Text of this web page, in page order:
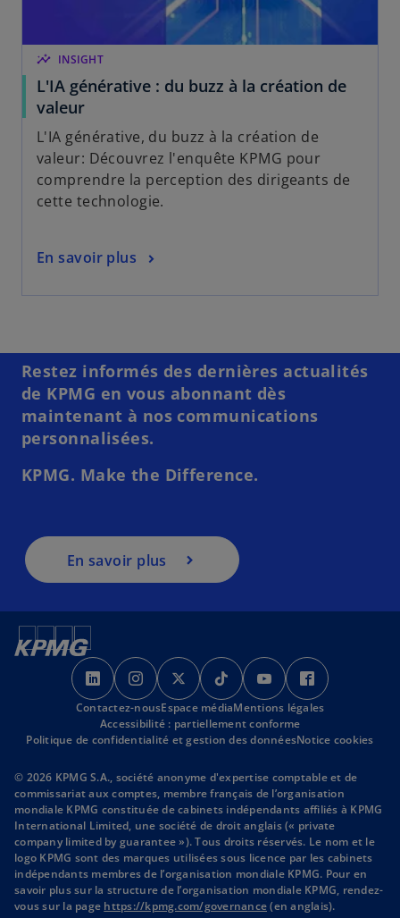
insights INSIGHT
L'IA générative : du buzz à la création de
valeur
L'IA générative, du buzz à la création de
valeur: Découvrez l'enquête KPMG pour
comprendre la perception des dirigeants de
cette technologie.
En savoir plus
Restez informés des dernières actualités
de KPMG en vous abonnant dès
maintenant à nos communications
personnalisées.
KPMG. Make the Difference.
En savoir plus
s
’
o
u
r
e
d
a
n
s
u
s
’
o
u
r
e
d
a
n
s
u
s
’
o
u
r
e
d
a
n
s
u
s
’
o
u
r
e
d
a
n
s
u
s
’
o
u
r
e
d
a
n
s
u
’
r
e
d
a
n
s
u
Contactez-nousEspace médiaMentions légales
Accessibilité : partiellement conforme
Politique de confidentialité et gestion des donnéesNotice cookies
© 2026 KPMG S.A., société anonyme d'expertise comptable et de
commissariat aux comptes, membre français de l’organisation
mondiale KPMG constituée de cabinets indépendants affiliés à KPMG
International Limited, une société de droit anglais (« private
company limited by guarantee »). Tous droits réservés. Le nom et le
logo KPMG sont des marques utilisées sous licence par les cabinets
indépendants membres de l’organisation mondiale KPMG. Pour en
savoir plus sur la structure de l’organisation mondiale KPMG, rendez-
vous sur la page https://kpmg.com/governances(en anglais).